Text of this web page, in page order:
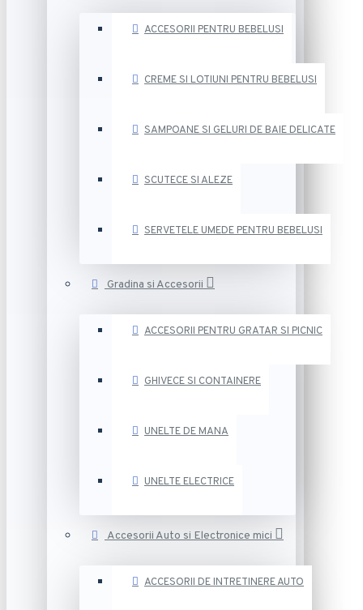
ACCESORII PENTRU BEBELUSI
CREME SI LOTIUNI PENTRU BEBELUSI
SAMPOANE SI GELURI DE BAIE DELICATE
SCUTECE SI ALEZE
SERVETELE UMEDE PENTRU BEBELUSI
Gradina si Accesorii
ACCESORII PENTRU GRATAR SI PICNIC
GHIVECE SI CONTAINERE
UNELTE DE MANA
UNELTE ELECTRICE
Accesorii Auto si Electronice mici
ACCESORII DE INTRETINERE AUTO